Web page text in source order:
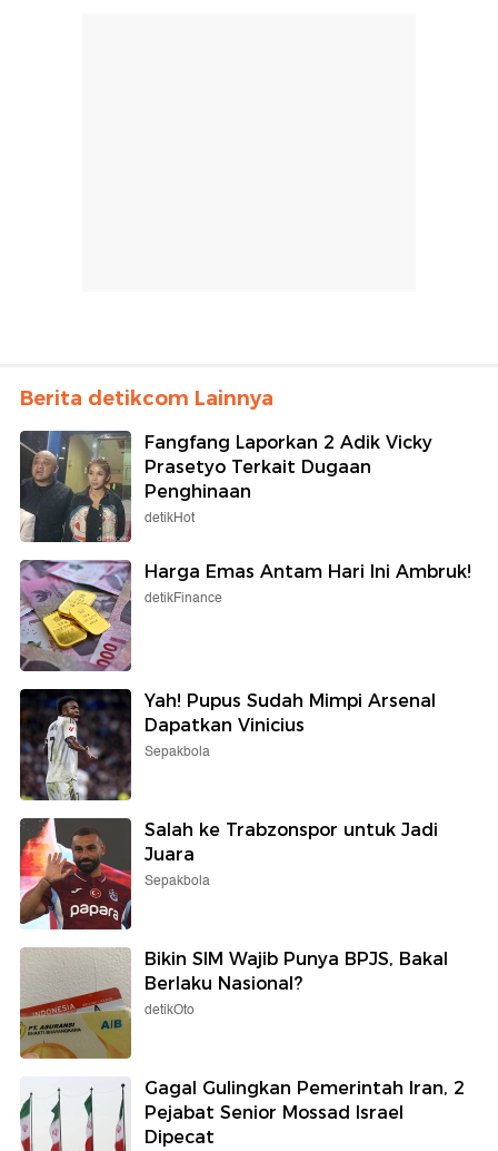
Berita detikcom Lainnya
Fangfang Laporkan 2 Adik Vicky
Prasetyo Terkait Dugaan
Penghinaan
detikHot
Harga Emas Antam Hari Ini Ambruk!
detikFinance
Yah! Pupus Sudah Mimpi Arsenal
Dapatkan Vinicius
Sepakbola
Salah ke Trabzonspor untuk Jadi
Juara
Sepakbola
Bikin SIM Wajib Punya BPJS, Bakal
Berlaku Nasional?
detikOto
Gagal Gulingkan Pemerintah Iran, 2
Pejabat Senior Mossad Israel
Dipecat